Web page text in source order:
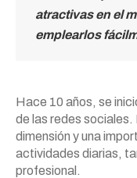
atractivas en el
emplearlos
Hace 10 años, se
de las redes sociales.
dimensión y una
actividades diarias,
profesional.